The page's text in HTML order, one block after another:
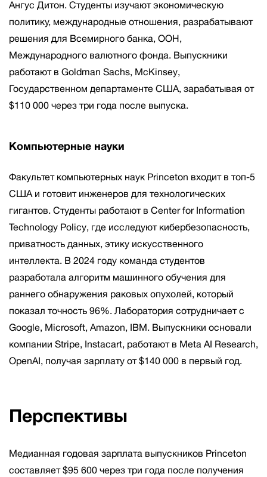
Ангус Дитон. Студенты изучают экономическую
политику, международные отношения, разрабатывают
решения для Всемирного банка, ООН,
Международного валютного фонда. Выпускники
работают в Goldman Sachs, McKinsey,
Государственном департаменте США, зарабатывая от
$110 000 через три года после выпуска.
Компьютерные науки
Факультет компьютерных наук Princeton входит в топ-5
США и готовит инженеров для технологических
гигантов. Студенты работают в Center for Information
Technology Policy, где исследуют кибербезопасность,
приватность данных, этику искусственного
интеллекта. В 2024 году команда студентов
разработала алгоритм машинного обучения для
раннего обнаружения раковых опухолей, который
показал точность 96%. Лаборатория сотрудничает с
Google, Microsoft, Amazon, IBM. Выпускники основали
компании Stripe, Instacart, работают в Meta AI Research,
OpenAI, получая зарплату от $140 000 в первый год.
Перспективы
Медианная годовая зарплата выпускников Princeton
составляет $95 600 через три года после получения